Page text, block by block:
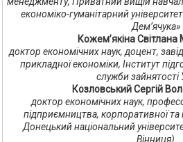
економіко-гуманітарний
Дем’ячука»
Кожем’якіна Світлана
доктор економічних наук, доцент,
прикладної економіки, Інститут
служби зайнятості
Козловський Сергій
доктор економічних наук,
підприємництва, корпоративної та
Донецький національний
Вінниця)